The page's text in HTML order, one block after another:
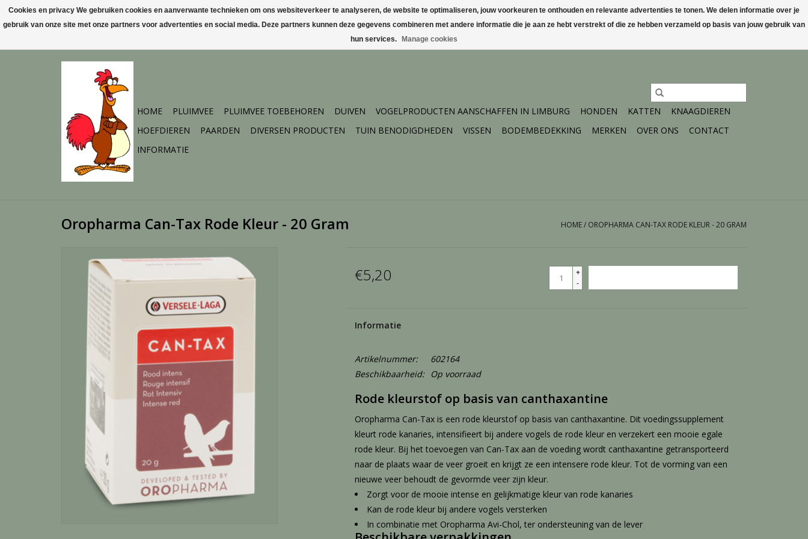
Mijn account / Registreren
HOME PLUIMVEE PLUIMVEE TOEBEHOREN DUIVEN VOGELPRODUCTEN AANSCHAFFEN IN LIMBURG HONDEN KATTEN
KNAAGDIEREN
HOEFDIEREN
PAARDEN DIVERSEN PRODUCTEN TUIN BENODIGDHEDEN VISSEN BODEMBEDEKKING MERKEN OVER ONS
CONTACT
INFORMATIE
Oropharma Can-Tax Rode Kleur - 20 Gram HOME/ OROPHARMA CAN-TAX RODE KLEUR - 20 GRAM
€5,20
+
-
Informatie
Artikelnummer:
602164
Beschikbaarheid:
Op voorraad
Rode kleurstof op basis van canthaxantine
Oropharma Can-Tax is een rode kleurstof op basis van canthaxantine. Dit voedingssupplement
kleurt rode kanaries, intensifieert bij andere vogels de rode kleur en verzekert een mooie egale
rode kleur. Bij het toevoegen van Can-Tax aan de voeding wordt canthaxantine getransporteerd
naar de plaats waar de veer groeit en krijgt ze een intensere rode kleur. Tot de vorming van een
nieuwe veer behoudt de gevormde veer zijn kleur.
Zorgt voor de mooie intense en gelijkmatige kleur van rode kanaries
Kan de rode kleur bij andere vogels versterken
In combinatie met Oropharma Avi-Chol, ter ondersteuning van de lever
Cookies en privacy We gebruiken cookies en aanverwante technieken om ons websiteverkeer te analyseren, de website te optimaliseren, jouw voorkeuren te onthouden en relevante advertenties te tonen. We delen informatie over je
gebruik van onze site met onze partners voor advertenties en social media. Deze partners kunnen deze gegevens combineren met andere informatie die je aan ze hebt verstrekt of die ze hebben verzameld op basis van jouw gebruik van
hun services.
Manage cookies